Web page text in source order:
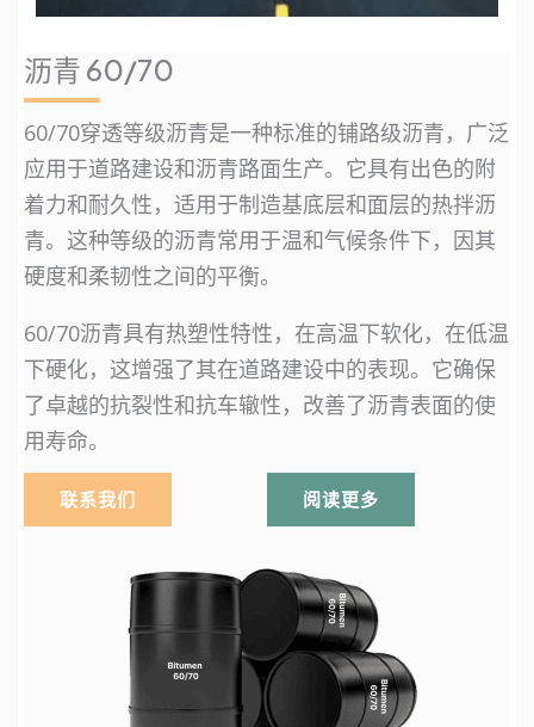
沥青 60/70
60/70穿透等级沥青是一种标准的铺路级沥青，广泛
应用于道路建设和沥青路面生产。它具有出色的附
着力和耐久性，适用于制造基底层和面层的热拌沥
青。这种等级的沥青常用于温和气候条件下，因其
硬度和柔韧性之间的平衡。
60/70沥青具有热塑性特性，在高温下软化，在低温
下硬化，这增强了其在道路建设中的表现。它确保
了卓越的抗裂性和抗车辙性，改善了沥青表面的使
用寿命。
联系我们 阅读更多